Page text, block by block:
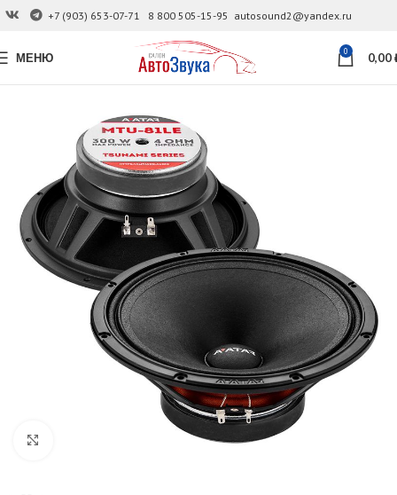
+7 (903) 653-07-71 8 800 505-15-95 autosound2@yandex.ru
МЕНЮ 0 0,00